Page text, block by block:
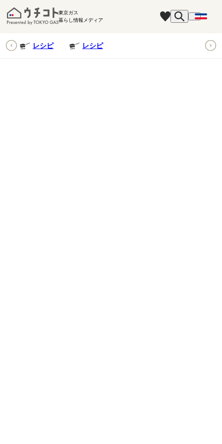
東京ガス
暮らし情報メディア
レシピ レシピ